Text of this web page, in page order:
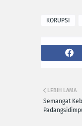
KORUPSI
LEBIH LAMA
Semangat